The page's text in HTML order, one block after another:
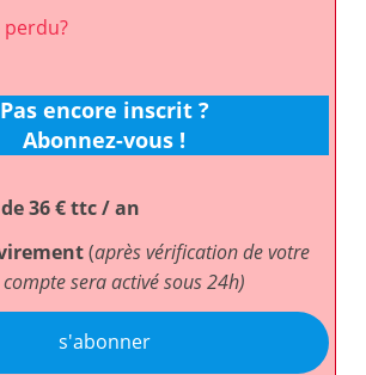
perdu?
Pas encore inscrit ?
Abonnez-vous !
36 € ttc / an
(après vérification de votre
sera activé sous 24h)
s'abonner